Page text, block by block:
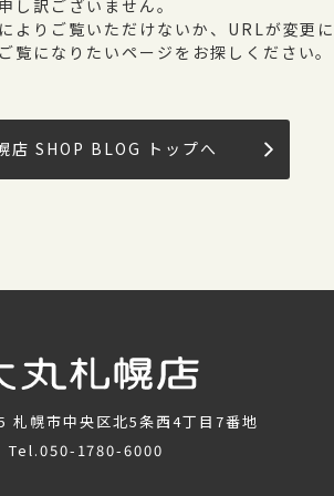
申し訳ございません。
よりご覧いただけないか、URLが変更に
覧になりたいページをお探しください。
店 SHOP BLOG トップへ
札幌市中央区北5条西4丁目7番地
Tel.050-1780-6000